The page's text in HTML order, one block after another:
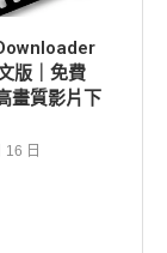
版｜免費
畫質影片下
16 日